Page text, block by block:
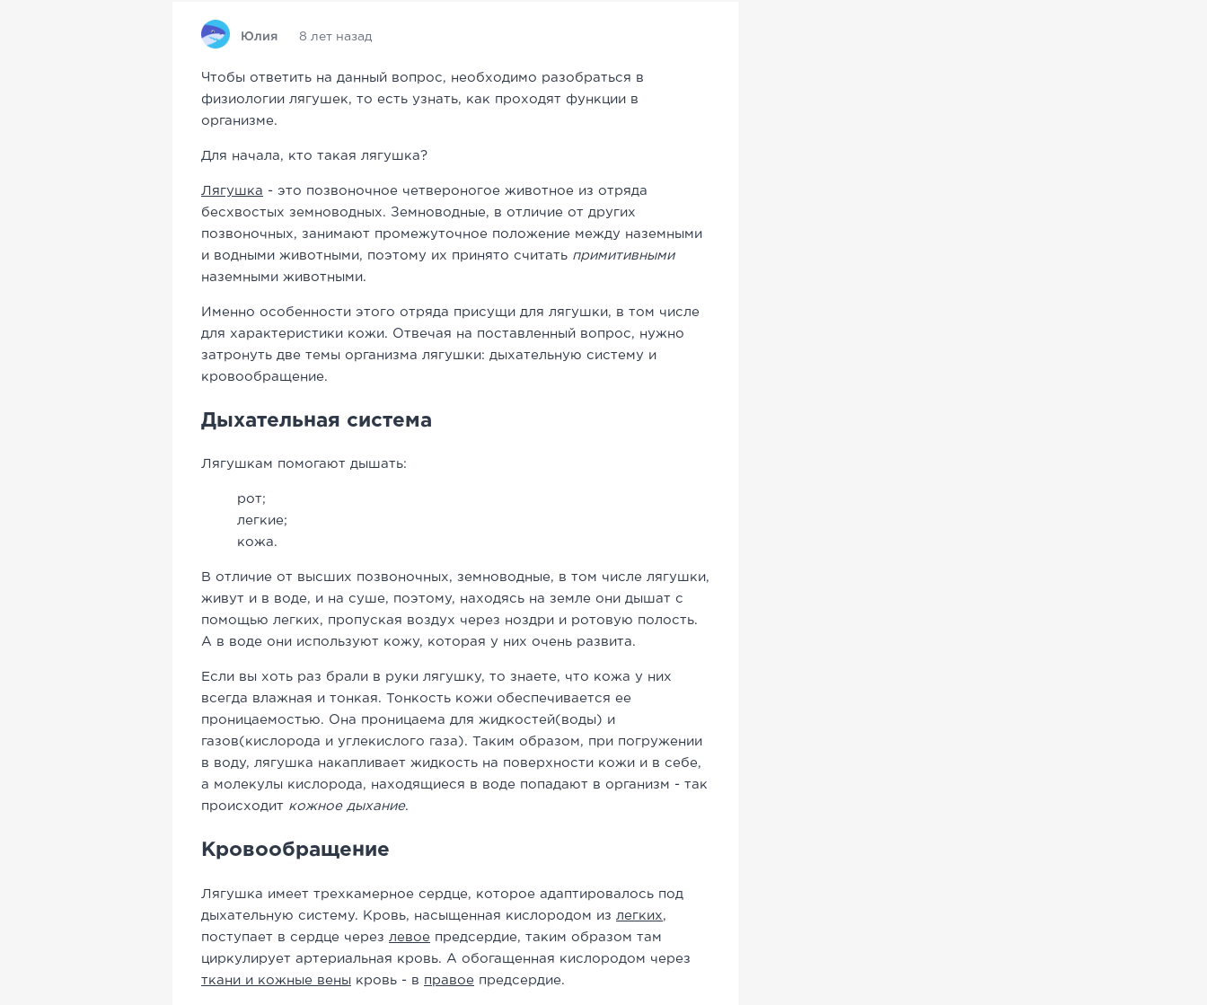
Юлия 8 лет назад
Чтобы ответить на данный вопрос, необходимо разобраться в
физиологии лягушек, то есть узнать, как проходят функции в
организме.
Для начала, кто такая лягушка?
Лягушка - это позвоночное четвероногое животное из отряда
бесхвостых земноводных. Земноводные, в отличие от других
позвоночных, занимают промежуточное положение между наземными
и водными животными, поэтому их принято считать примитивными
наземными животными.
Именно особенности этого отряда присущи для лягушки, в том числе
для характеристики кожи. Отвечая на поставленный вопрос, нужно
затронуть две темы организма лягушки: дыхательную систему и
кровообращение.
Дыхательная система
Лягушкам помогают дышать:
рот;
легкие;
кожа.
В отличие от высших позвоночных, земноводные, в том числе лягушки,
живут и в воде, и на суше, поэтому, находясь на земле они дышат с
помощью легких, пропуская воздух через ноздри и ротовую полость.
А в воде они используют кожу, которая у них очень развита.
Если вы хоть раз брали в руки лягушку, то знаете, что кожа у них
всегда влажная и тонкая. Тонкость кожи обеспечивается ее
проницаемостью. Она проницаема для жидкостей(воды) и
газов(кислорода и углекислого газа). Таким образом, при погружении
в воду, лягушка накапливает жидкость на поверхности кожи и в себе,
а молекулы кислорода, находящиеся в воде попадают в организм - так
происходит кожное дыхание.
Кровообращение
Лягушка имеет трехкамерное сердце, которое адаптировалось под
дыхательную систему. Кровь, насыщенная кислородом из легких,
поступает в сердце через левое предсердие, таким образом там
циркулирует артериальная кровь. А обогащенная кислородом через
ткани и кожные вены кровь - в правое предсердие.